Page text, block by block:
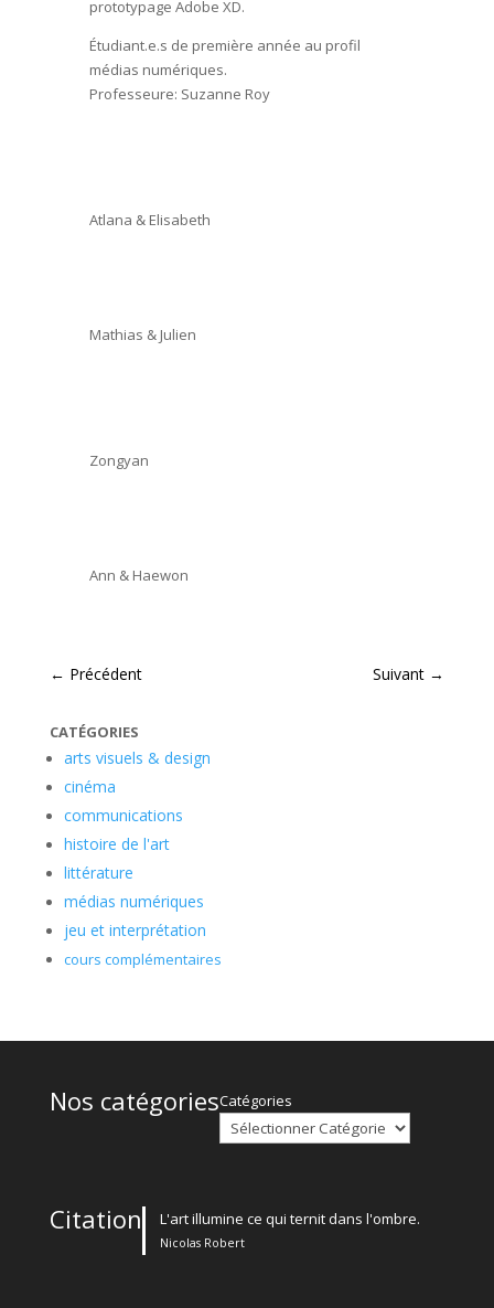
prototypage Adobe XD.
Étudiant.e.s de première année au profil
médias numériques.
Professeure: Suzanne Roy
Atlana & Elisabeth
Mathias & Julien
Zongyan
Ann & Haewon
← Précédent Suivant →
CATÉGORIES
arts visuels & design
cinéma
communications
histoire de l'art
littérature
médias numériques
jeu et interprétation
cours complémentaires
Nos catégoriesCatégories
Citation L'art illumine ce qui ternit dans l'ombre.
Nicolas Robert